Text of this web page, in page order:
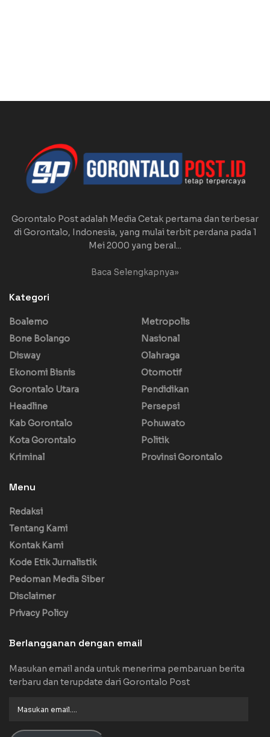
Gorontalo Post adalah Media Cetak pertama dan terbesar
di Gorontalo, Indonesia, yang mulai terbit perdana pada 1
Mei 2000 yang beral...
Baca Selengkapnya»
Kategori
Boalemo
Bone Bolango
Disway
Ekonomi Bisnis
Gorontalo Utara
Headline
Kab Gorontalo
Kota Gorontalo
Kriminal
Metropolis
Nasional
Olahraga
Otomotif
Pendidikan
Persepsi
Pohuwato
Politik
Provinsi Gorontalo
Menu
Redaksi
Tentang Kami
Kontak Kami
Kode Etik Jurnalistik
Pedoman Media Siber
Disclaimer
Privacy Policy
Berlangganan dengan email
Masukan email anda untuk menerima pembaruan berita
terbaru dan terupdate dari Gorontalo Post